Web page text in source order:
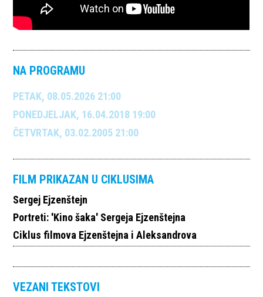
NA PROGRAMU
PETAK, 08.05.2026 21:00
PONEDJELJAK, 16.04.2018 19:00
ČETVRTAK, 03.02.2005 21:00
FILM PRIKAZAN U CIKLUSIMA
Sergej Ejzenštejn
Portreti: 'Kino šaka' Sergeja Ejzenštejna
Ciklus filmova Ejzenštejna i Aleksandrova
VEZANI TEKSTOVI